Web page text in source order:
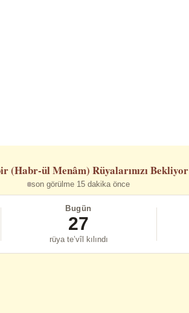
(Habr-ül Menâm)Rüyalarınızı Bekliyor
son görülme 15 dakika önce
Bugün
27
rüya te’vîl kılındı